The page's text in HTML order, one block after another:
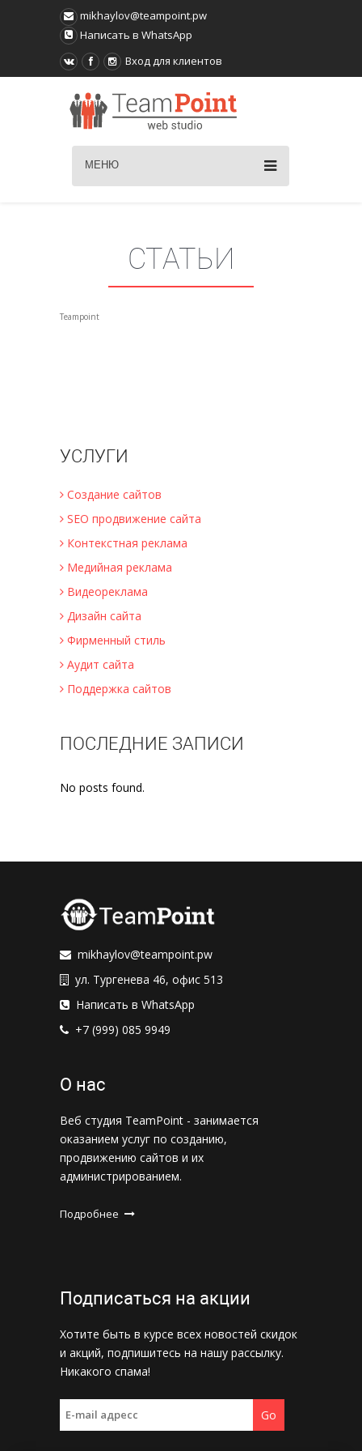
mikhaylov@teampoint.pw
Написать в WhatsApp
Вход для клиентов
МЕНЮ
СТАТЬИ
Teampoint
УСЛУГИ
Создание сайтов
SEO продвижение сайта
Контекстная реклама
Медийная реклама
Видеореклама
Дизайн сайта
Фирменный стиль
Аудит сайта
Поддержка сайтов
ПОСЛЕДНИЕ ЗАПИСИ
No posts found.
mikhaylov@teampoint.pw
ул. Тургенева 46, офис 513
Написать в WhatsApp
+7 (999) 085 9949
О нас
Веб студия TeamPoint - занимается
оказанием услуг по созданию,
продвижению сайтов и их
администрированием.
Подробнее
Подписаться на акции
Хотите быть в курсе всех новостей скидок
и акций, подпишитесь на нашу рассылку.
Никакого спама!